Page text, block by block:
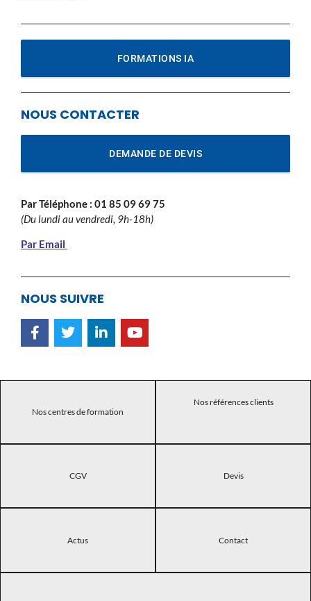
FORMATIONS IA
NOUS CONTACTER
DEMANDE DE DEVIS
Par Téléphone : 01 85 09 69 75
(Du lundi au vendredi, 9h-18h)
Par Email
NOUS SUIVRE
Nos centres de formation
Nos références clients
CGV Devis
Actus Contact